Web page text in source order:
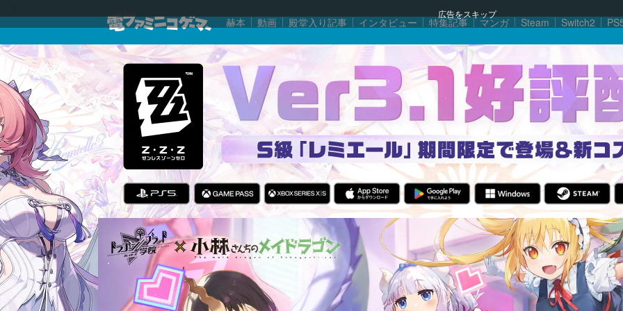
広告をスキップ
赫本 動画 殿堂入り記事 インタビュー 特集記事 マンガ Steam Switch2